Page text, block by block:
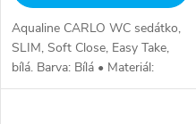
Aqualine CARLO WC sedátko,
SLIM, Soft Close, Easy Take,
bílá. Barva: Bílá • Materiál:
Duroplast • Tvar: Pro konkrétní